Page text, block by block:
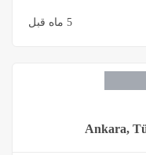
5 ماه قبل
Ankara,